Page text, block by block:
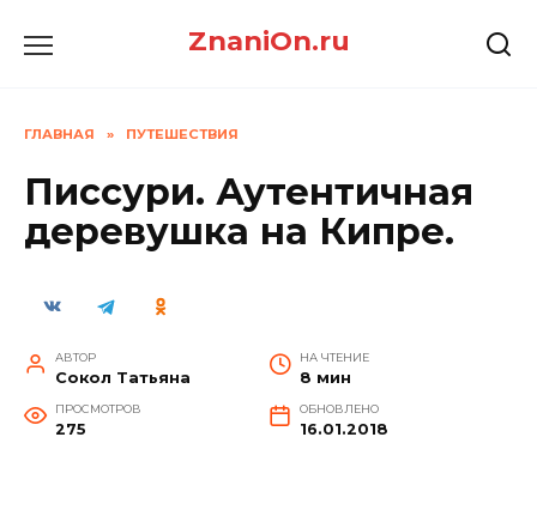
ZnaniOn.ru
ГЛАВНАЯ » ПУТЕШЕСТВИЯ
Писсури. Аутентичная
деревушка на Кипре.
АВТОР
Сокол Татьяна
НА ЧТЕНИЕ
8 мин
ПРОСМОТРОВ
275
ОБНОВЛЕНО
16.01.2018